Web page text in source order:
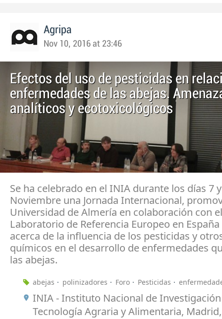
Agripa
Nov 10, 2016 at 23:46
Efectos del uso de pesticidas en
enfermedades de las abejas.
analíticos y ecotoxicológicos
Se ha celebrado en el INIA durante los días 7
Noviembre una Jornada Internacional,
Universidad de Almería en colaboración con el
Laboratorio de Referencia Europeo en
acerca de la influencia de los pesticidas y
químicos en el desarrollo de enfermedades
las abejas.
abejas polinizadores Foro Pesticidas
INIA - Instituto Nacional de
Tecnología Agraria y Alimentaria,